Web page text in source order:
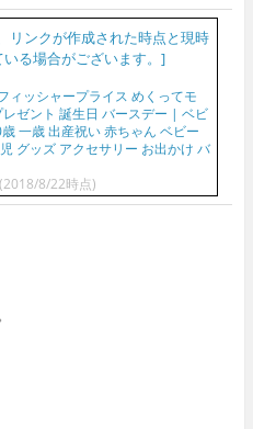
ィッシャープライス めくってモ
ゼント 誕生日 バースデー | ベビ
一歳 出産祝い 赤ちゃん ベビー
グッズ アクセサリー お出かけ バ
(2018/8/22時点)